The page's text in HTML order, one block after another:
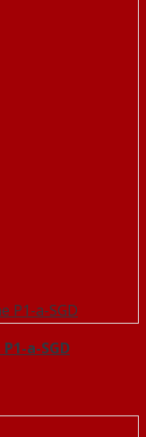
a-SGD